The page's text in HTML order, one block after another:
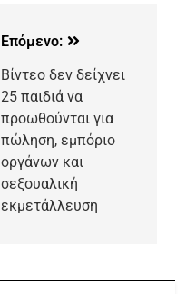
Επόμενο:
Βίντεο δεν δείχνει
25 παιδιά να
προωθούνται για
πώληση, εμπόριο
οργάνων και
σεξουαλική
εκμετάλλευση